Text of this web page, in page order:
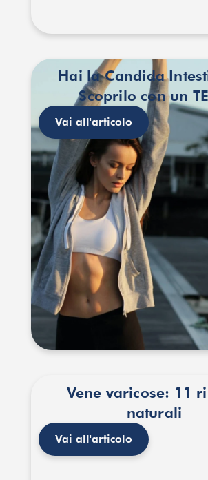
Hai la Candida
Scoprilo con un
Vai all'articolo
Vene varicose: 11
naturali
Vai all'articolo